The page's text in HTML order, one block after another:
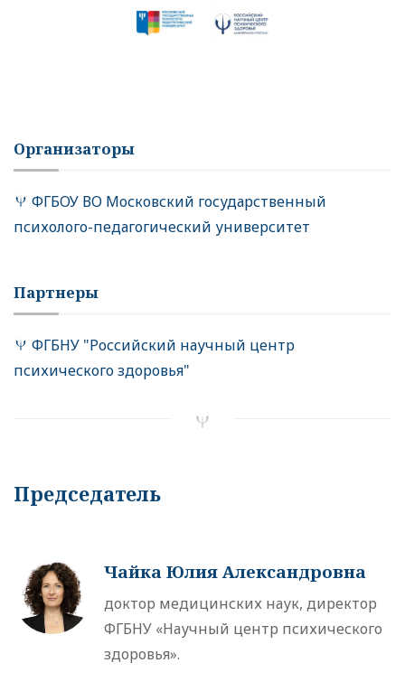
Организаторы
ФГБОУ ВО Московский государственный
психолого-педагогический университет
Партнеры
ФГБНУ "Российский научный центр
психического здоровья"
Председатель
Чайка Юлия Александровна
доктор медицинских наук, директор
ФГБНУ «Научный центр психического
здоровья».